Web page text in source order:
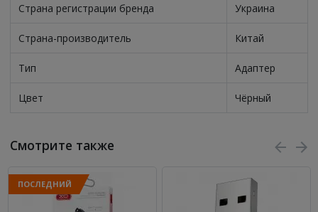
Страна регистрации бренда Украина
Страна-производитель Китай
Тип Адаптер
Цвет Чёрный
Смотрите также
ПОСЛЕДНИЙ